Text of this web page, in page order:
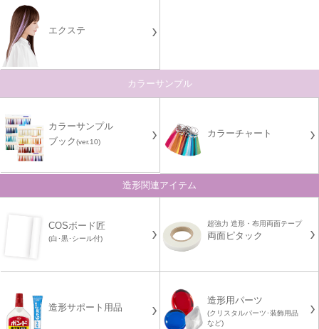
エクステ
カラーサンプル
カラーサンプル
ブック(ver.10)
カラーチャート
造形関連アイテム
COSボード匠
(白･黒･シール付)
超強力 造形・布用両面テープ
両面ピタック
造形サポート用品
造形用パーツ
(クリスタルパーツ･装飾用品
など)